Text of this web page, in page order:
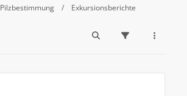
Pilzbestimmung Exkursionsberichte